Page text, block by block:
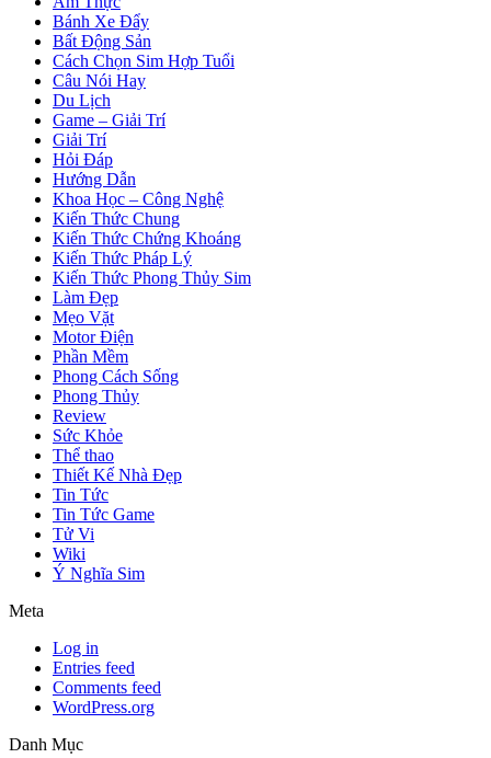
Bánh Xe Đẩy
Bất Động Sản
Cách Chọn Sim Hợp Tuổi
Câu Nói Hay
Du Lịch
Game – Giải Trí
Giải Trí
Hỏi Đáp
Hướng Dẫn
Khoa Học – Công Nghệ
Kiến Thức Chung
Kiến Thức Chứng Khoáng
Kiến Thức Pháp Lý
Kiến Thức Phong Thủy Sim
Làm Đẹp
Mẹo Vặt
Motor Điện
Phần Mềm
Phong Cách Sống
Phong Thủy
Review
Sức Khỏe
Thể thao
Thiết Kế Nhà Đẹp
Tin Tức
Tin Tức Game
Tử Vi
Wiki
Ý Nghĩa Sim
Meta
Log in
Entries feed
Comments feed
WordPress.org
Danh Mục